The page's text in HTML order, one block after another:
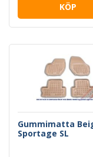
KÖP
Gummimatta
Sportage SL